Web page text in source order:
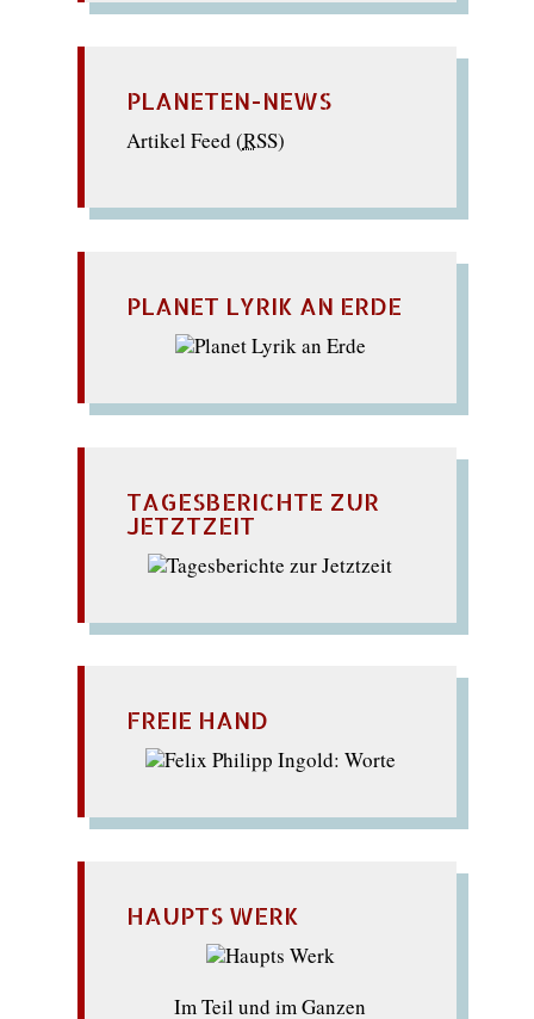
PLANETEN-NEWS
Artikel Feed (RSS)
PLANET LYRIK AN ERDE
TAGESBERICHTE ZUR
JETZTZEIT
FREIE HAND
HAUPTS WERK
Im Teil und im Ganzen